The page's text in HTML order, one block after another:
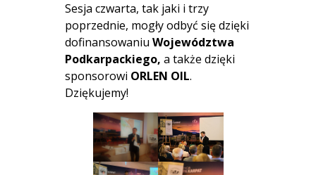
Sesja czwarta, tak jaki i trzy
poprzednie, mogły odbyć się dzięki
dofinansowaniu Województwa
Podkarpackiego, a także dzięki
sponsorowi ORLEN OIL.
Dziękujemy!